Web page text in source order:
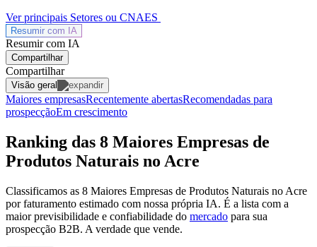
Ver principais Setores ou CNAES
Resumir com IA
Resumir com IA
Compartilhar
Compartilhar
Visão geral
Maiores empresasRecentemente abertasRecomendadas para
prospecçãoEm crescimento
Ranking das 8 Maiores Empresas de
Produtos Naturais no Acre
Classificamos as 8 Maiores Empresas de Produtos Naturais no Acre
por faturamento estimado com nossa própria IA. É a lista com a
maior previsibilidade e confiabilidade do mercado para sua
prospecção B2B. A verdade que vende.